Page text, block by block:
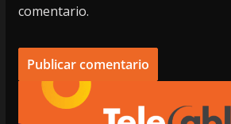
comentario.